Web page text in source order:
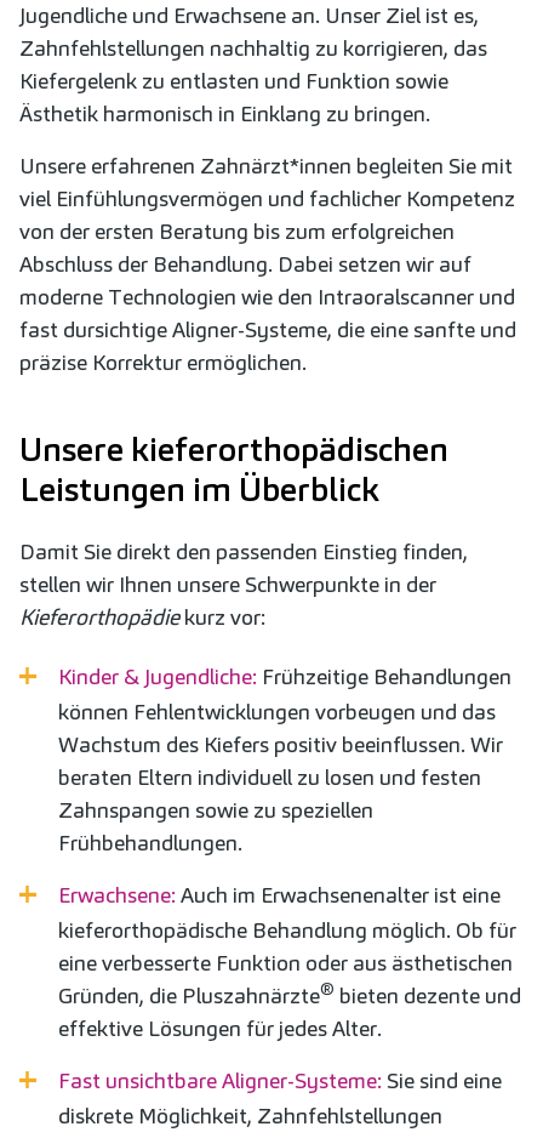
Jugendliche und Erwachsene an. Unser Ziel ist es,
Zahnfehlstellungen nachhaltig zu korrigieren, das
Kiefergelenk zu entlasten und Funktion sowie
Ästhetik harmonisch in Einklang zu bringen.
Unsere erfahrenen Zahnärzt*innen begleiten Sie mit
viel Einfühlungsvermögen und fachlicher Kompetenz
von der ersten Beratung bis zum erfolgreichen
Abschluss der Behandlung. Dabei setzen wir auf
moderne Technologien wie den Intraoralscanner und
fast dursichtige Aligner-Systeme, die eine sanfte und
präzise Korrektur ermöglichen.
Unsere kieferorthopädischen
Leistungen im Überblick
Damit Sie direkt den passenden Einstieg finden,
stellen wir Ihnen unsere Schwerpunkte in der
Kieferorthopädiekurz vor:
Kinder & Jugendliche: Frühzeitige Behandlungen
können Fehlentwicklungen vorbeugen und das
Wachstum des Kiefers positiv beeinflussen. Wir
beraten Eltern individuell zu losen und festen
Zahnspangen sowie zu speziellen
Frühbehandlungen.
Erwachsene: Auch im Erwachsenenalter ist eine
kieferorthopädische Behandlung möglich. Ob für
eine verbesserte Funktion oder aus ästhetischen
Gründen, die Pluszahnärzte® bieten dezente und
effektive Lösungen für jedes Alter.
Fast unsichtbare Aligner-Systeme: Sie sind eine
diskrete Möglichkeit, Zahnfehlstellungen